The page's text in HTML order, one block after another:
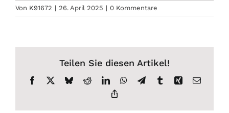
Von K91672 | 26. April 2025 | 0 Kommentare
Teilen Sie diesen Artikel!
Facebook BlueskyRedditLinkedInWhatsApp
TelegramTumblrXing E-